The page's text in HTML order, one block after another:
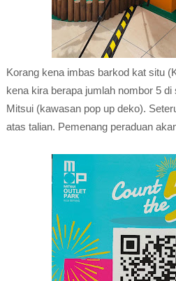
Korang kena imbas barkod kat situ
kena kira berapa jumlah nombor 5
Mitsui (kawasan pop up deko).
atas talian. Pemenang peraduan